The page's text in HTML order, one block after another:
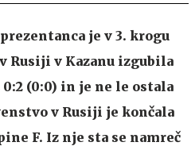
je v 3. krogu
Rusiji v Kazanu izgubila
0:2 (0:0) in je ne le ostala
v Rusiji je končala
F. Iz nje sta se namreč